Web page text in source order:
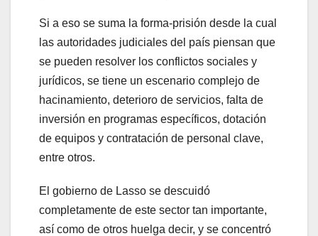
Si a eso se suma la forma-prisión desde la cual
las autoridades judiciales del país piensan que
se pueden resolver los conflictos sociales y
jurídicos, se tiene un escenario complejo de
hacinamiento, deterioro de servicios, falta de
inversión en programas específicos, dotación
de equipos y contratación de personal clave,
entre otros.
El gobierno de Lasso se descuidó
completamente de este sector tan importante,
así como de otros huelga decir, y se concentró